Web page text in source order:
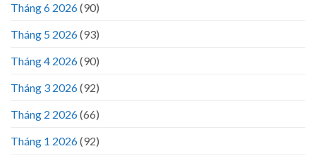
Tháng 6 2026(90)
Tháng 5 2026(93)
Tháng 4 2026(90)
Tháng 3 2026(92)
Tháng 2 2026(66)
Tháng 1 2026(92)